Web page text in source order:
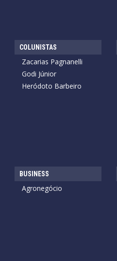
COLUNISTAS
Zacarias Pagnanelli
Godi Júnior
Heródoto Barbeiro
BUSINESS
Agronegócio